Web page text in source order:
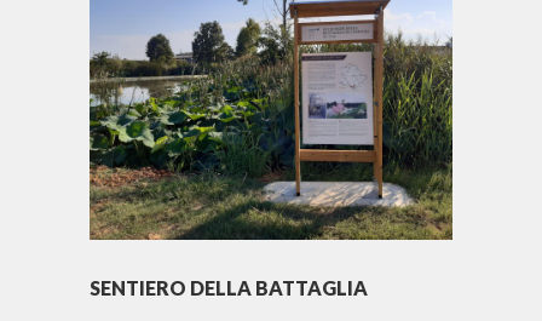
SENTIERO DELLA BATTAGLIA